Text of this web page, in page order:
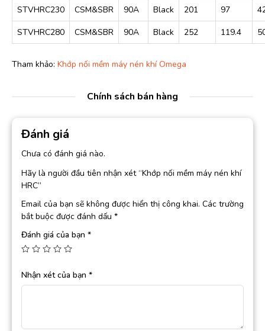
STVHRC230
CSM&SBR 90A Black 201 97
STVHRC280
CSM&SBR 90A Black 252 119.4
Tham khảo: Khớp nối mềm máy nén khí Omega
Chính sách bán hàng
Đánh giá
Chưa có đánh giá nào.
Hãy là người đầu tiên nhận xét “Khớp nối mềm máy nén khí
HRC”
Email của bạn sẽ không được hiển thị công khai. Các trường
bắt buộc được đánh dấu *
Đánh giá của bạn *
Nhận xét của bạn *